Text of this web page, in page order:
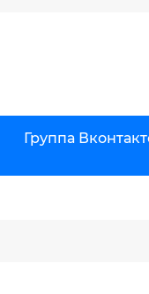
Группа